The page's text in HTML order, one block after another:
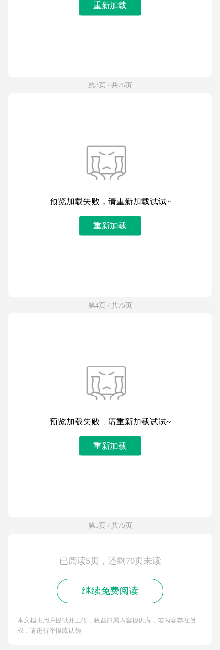
重新加载
第3页 / 共75页
预览加载失败，请重新加载试试~
重新加载
第4页 / 共75页
预览加载失败，请重新加载试试~
重新加载
第5页 / 共75页
已阅读5页，还剩70页未读
继续免费阅读
本文档由用户提供并上传，收益归属内容提供方，若内容存在侵
权，请进行举报或认领